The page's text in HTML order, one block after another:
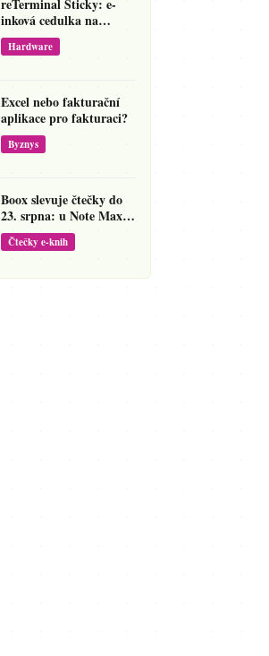
reTerminal Sticky: e-
inková cedulka na
ledničku, která přepíše
váš hlas na vzkaz
Hardware
Excel nebo fakturační
aplikace pro fakturaci?
Byznys
Boox slevuje čtečky do
23. srpna: u Note Maxu
jde cena dolů o 138 eur
Čtečky e-knih